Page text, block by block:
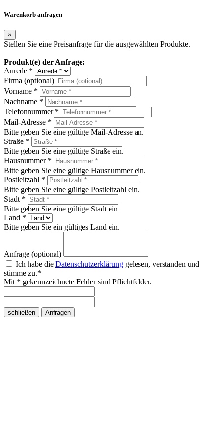
Warenkorb anfragen
×
Stellen Sie eine Preisanfrage für die ausgewählten Produkte.
Produkt(e) der Anfrage:
Anrede *
Firma (optional)
Vorname *
Nachname *
Telefonnummer *
Mail-Adresse *
Bitte geben Sie eine gültige Mail-Adresse an.
Straße *
Bitte geben Sie eine gültige Straße ein.
Hausnummer *
Bitte geben Sie eine gültige Hausnummer ein.
Postleitzahl *
Bitte geben Sie eine gültige Postleitzahl ein.
Stadt *
Bitte geben Sie eine gültige Stadt ein.
Land *
Bitte geben Sie ein gültiges Land ein.
Anfrage (optional)
Ich habe die Datenschutzerklärung gelesen, verstanden und
stimme zu.*
Mit * gekennzeichnete Felder sind Pflichtfelder.
schließen Anfragen